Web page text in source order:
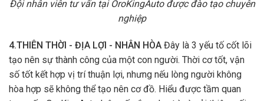
Đội nhân viên tư vấn tại OroKingAuto được đào tạo chuyên
nghiệp
4.THIÊN THỜI - ĐỊA LỢI - NHÂN HÒA Đây là 3 yếu tố cốt lõi
tạo nên sự thành công của một con người. Thời cơ tốt, vận
số tốt kết hợp vị trí thuận lợi, nhưng nếu lòng người không
hòa hợp sẽ không thể tạo nên cơ đồ. Hiểu được tầm quan